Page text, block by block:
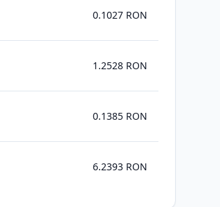
0.1027 RON
1.2528 RON
0.1385 RON
6.2393 RON